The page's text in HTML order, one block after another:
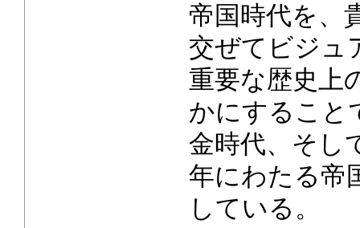
帝国時代を、
交ぜてビジュ
重要な歴史上
かにすること
金時代、そし
年にわたる帝
している。